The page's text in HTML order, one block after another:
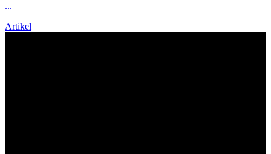
...
Artikel